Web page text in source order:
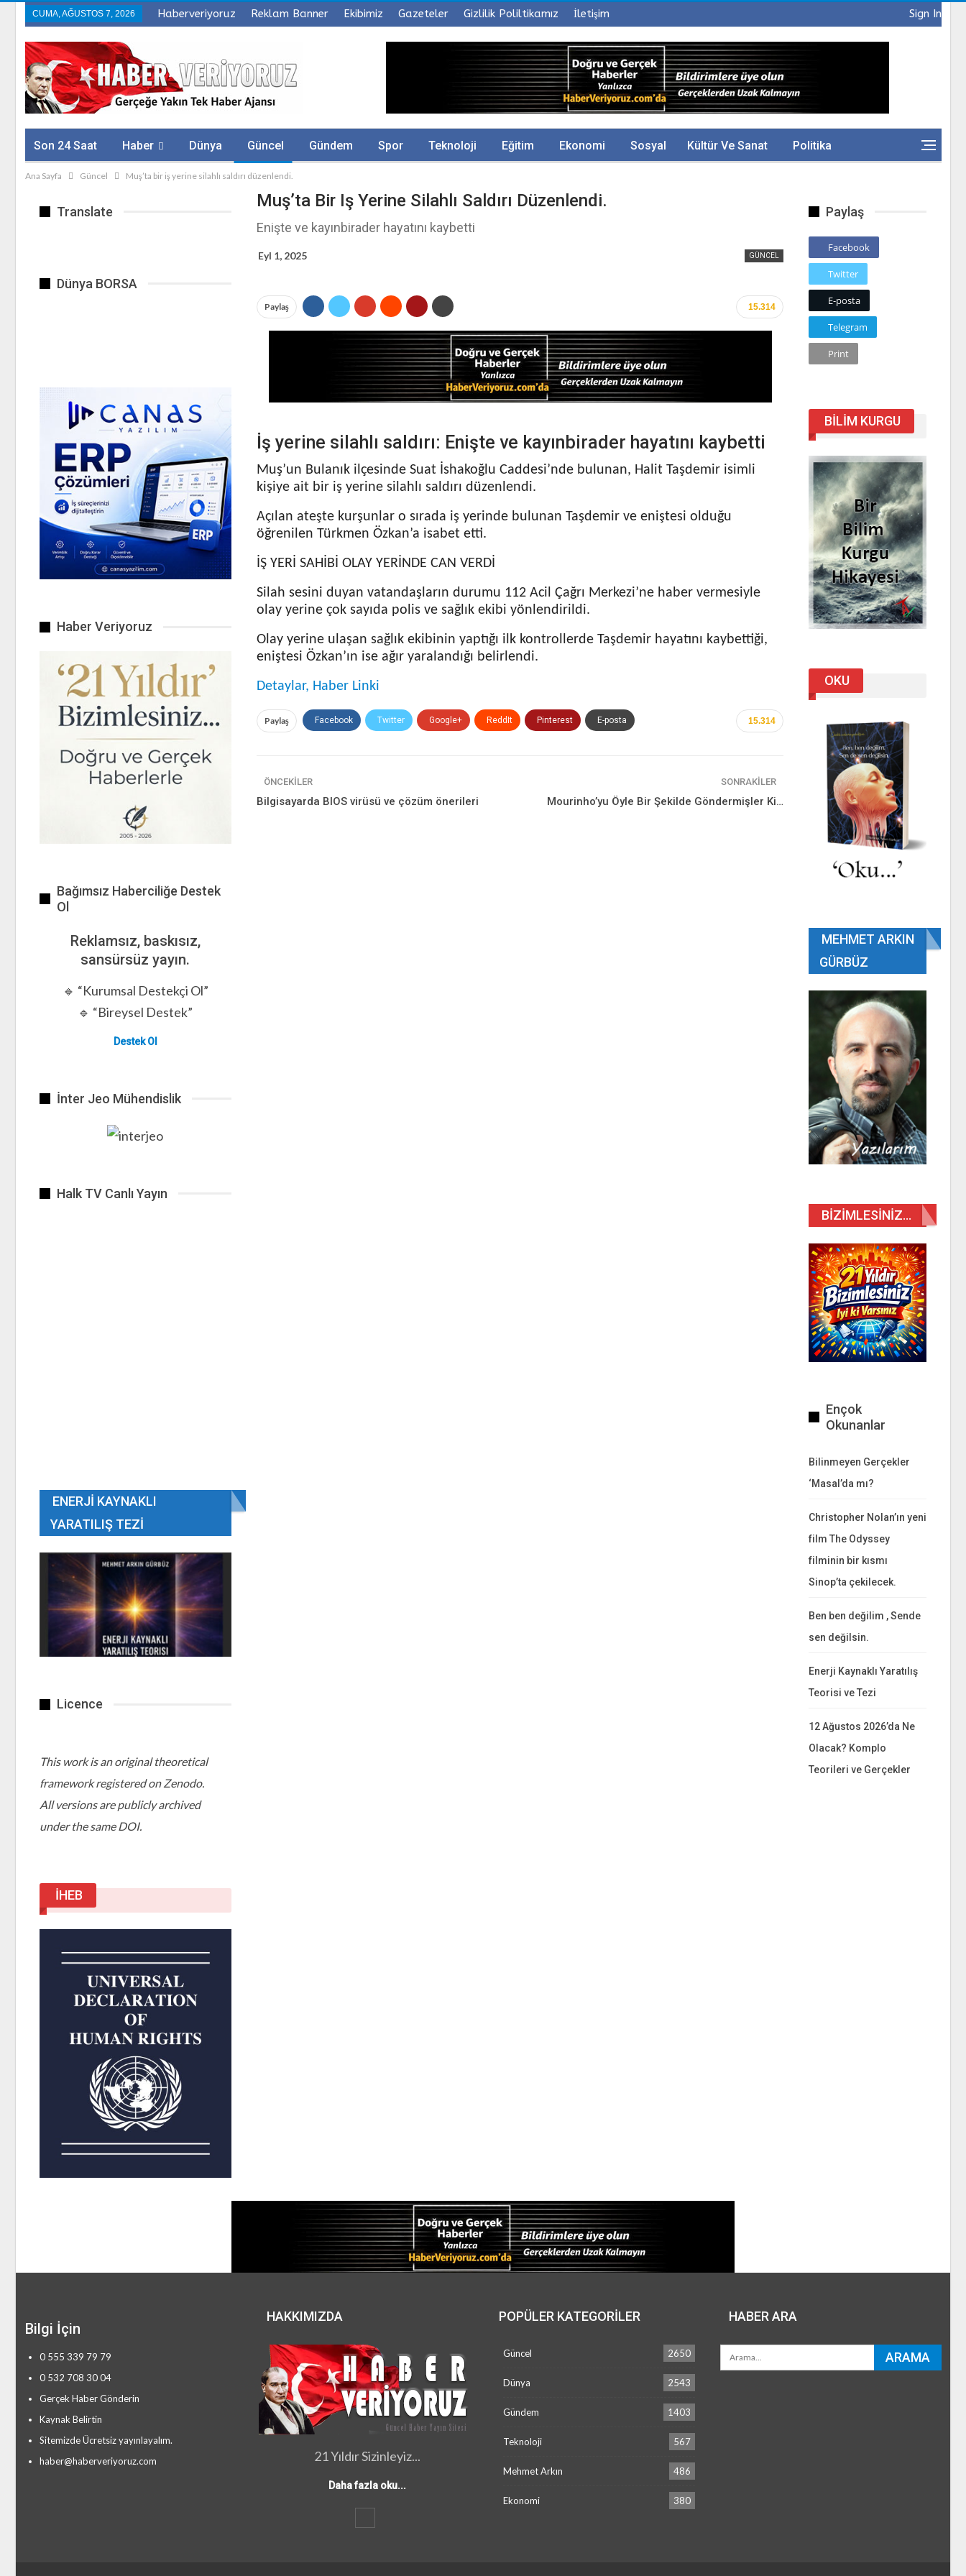
Sign In
CUMA, AĞUSTOS 7, 2026 Haberveriyoruz Reklam Banner Ekibimiz Gazeteler Gizlilik Poliltikamız İletişim
Son 24 Saat Haber Dünya Güncel Gündem Spor Teknoloji Eğitim Ekonomi Sosyal Kültür Ve Sanat Politika
Sağlık Firmalar
Ana Sayfa Güncel Muş’ta bir iş yerine silahlı saldırı düzenlendi.
Muş’ta Bir Iş Yerine Silahlı Saldırı Düzenlendi.
Enişte ve kayınbirader hayatını kaybetti
GÜNCEL
Eyl 1, 2025
15.314
Paylaş
İş yerine silahlı saldırı: Enişte ve kayınbirader hayatını kaybetti
Muş’un Bulanık ilçesinde Suat İshakoğlu Caddesi’nde bulunan, Halit Taşdemir isimli
kişiye ait bir iş yerine silahlı saldırı düzenlendi.
Açılan ateşte kurşunlar o sırada iş yerinde bulunan Taşdemir ve eniştesi olduğu
öğrenilen Türkmen Özkan’a isabet etti.
İŞ YERİ SAHİBİ OLAY YERİNDE CAN VERDİ
Silah sesini duyan vatandaşların durumu 112 Acil Çağrı Merkezi’ne haber vermesiyle
olay yerine çok sayıda polis ve sağlık ekibi yönlendirildi.
Olay yerine ulaşan sağlık ekibinin yaptığı ilk kontrollerde Taşdemir hayatını kaybettiği,
eniştesi Özkan’ın ise ağır yaralandığı belirlendi.
Detaylar, Haber Linki
15.314
Paylaş Facebook Twitter Google+ ReddIt Pinterest E-posta
ÖNCEKILER
Bilgisayarda BIOS virüsü ve çözüm önerileri
SONRAKILER
Mourinho’yu Öyle Bir Şekilde Göndermişler Ki…
Translate
Dünya BORSA
Haber Veriyoruz
Bağımsız Haberciliğe Destek
Ol
Reklamsız, baskısız,
sansürsüz yayın.
🔹 “Kurumsal Destekçi Ol”
🔹 “Bireysel Destek”
Destek Ol
İnter Jeo Mühendislik
Halk TV Canlı Yayın
ENERJI KAYNAKLI
YARATILIŞ TEZI
Licence
This work is an original theoretical
framework registered on Zenodo.
All versions are publicly archived
under the same DOI.
İHEB
Paylaş
Facebook
Twitter
E-posta
Telegram
Print
BILIM KURGU
OKU
MEHMET ARKIN
GÜRBÜZ
BIZIMLESINIZ…
Ençok
Okunanlar
Bilinmeyen Gerçekler
‘Masal’da mı?
Christopher Nolan’ın yeni
film The Odyssey
filminin bir kısmı
Sinop’ta çekilecek.
Ben ben değilim , Sende
sen değilsin.
Enerji Kaynaklı Yaratılış
Teorisi ve Tezi
12 Ağustos 2026’da Ne
Olacak? Komplo
Teorileri ve Gerçekler
Bilgi İçin
0 555 339 79 79
0 532 708 30 04
Gerçek Haber Gönderin
Kaynak Belirtin
Sitemizde Ücretsiz yayınlayalım.
haber@haberveriyoruz.com
HAKKIMIZDA
21 Yıldır Sizinleyiz...
Daha fazla oku...
POPÜLER KATEGORILER
Güncel 2650
Dünya 2543
Gündem 1403
Teknoloji 567
Mehmet Arkın 486
Ekonomi 380
HABER ARA